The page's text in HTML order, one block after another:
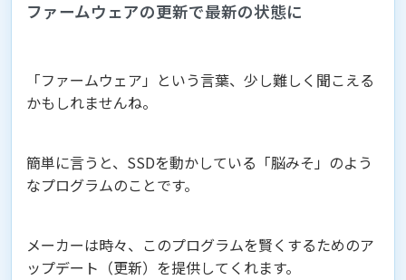
ファームウェアの更新で最新の状態に
「ファームウェア」という言葉、少し難しく聞こえる
かもしれませんね。
簡単に言うと、SSDを動かしている「脳みそ」のよう
なプログラムのことです。
メーカーは時々、このプログラムを賢くするためのア
ップデート（更新）を提供してくれます。